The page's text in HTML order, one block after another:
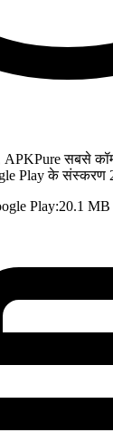
सबसे
Play के संस्करण
Play:20.1 MB